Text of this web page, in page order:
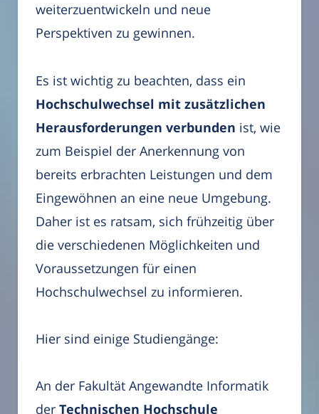
weiterzuentwickeln und neue
Perspektiven zu gewinnen.
Es ist wichtig zu beachten, dass ein
Hochschulwechsel mit zusätzlichen
Herausforderungen verbunden ist, wie
zum Beispiel der Anerkennung von
bereits erbrachten Leistungen und dem
Eingewöhnen an eine neue Umgebung.
Daher ist es ratsam, sich frühzeitig über
die verschiedenen Möglichkeiten und
Voraussetzungen für einen
Hochschulwechsel zu informieren.
Hier sind einige Studiengänge:
An der Fakultät Angewandte Informatik
der Technischen Hochschule